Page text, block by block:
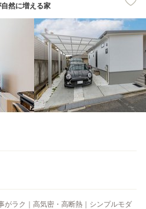
然に増える家
がラク｜高気密・高断熱｜シンプルモダ